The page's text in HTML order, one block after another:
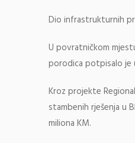
Dio infrastrukturnih
U povratničkom
porodica potpisalo je
Kroz projekte
stambenih rješenja u
miliona KM.